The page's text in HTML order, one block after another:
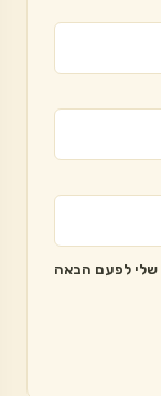
שלי לפעם הבאה